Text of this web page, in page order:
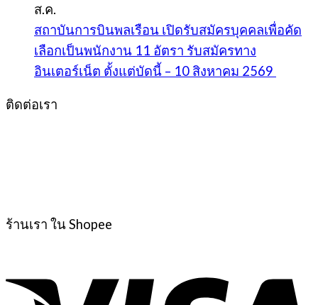
ส.ค.
สถาบันการบินพลเรือน เปิดรับสมัครบุคคลเพื่อคัด
เลือกเป็นพนักงาน 11 อัตรา รับสมัครทาง
อินเตอร์เน็ต ตั้งแต่บัดนี้ – 10 สิงหาคม 2569
ติดต่อเรา
ร้านเรา ใน Shopee